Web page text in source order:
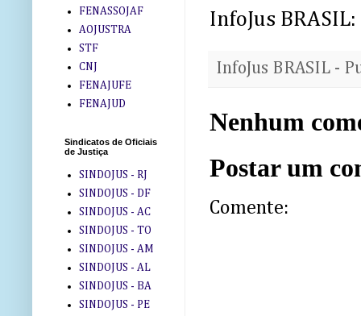
InfoJus
InfoJus BRASIL -
Nenhum
Postar um
Comente:
FENASSOJAF
AOJUSTRA
STF
CNJ
FENAJUFE
FENAJUD
Sindicatos de Oficiais
de Justiça
SINDOJUS - RJ
SINDOJUS - DF
SINDOJUS - AC
SINDOJUS - TO
SINDOJUS - AM
SINDOJUS - AL
SINDOJUS - BA
SINDOJUS - PE